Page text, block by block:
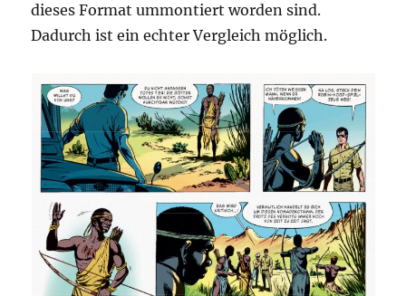
dieses Format ummontiert worden sind.
Dadurch ist ein echter Vergleich möglich.